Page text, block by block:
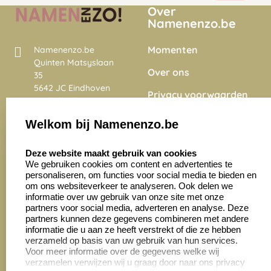
Namenenzo.be
Quinten Matsyslaan
35
5642 JC Eindhoven
Nederland
4028 beoordelingen
Over
Namenenzo.be
Momenten
Over ons
Privacy voorwaarden
Onze vacatures
Zakelijk:
Aanvraag op maat
Cadeaubonnen
Klantenservice:
Contact opnemen
Veelgestelde vragen
Retourneren
Welkom bij Namenenzo.be
Deze website maakt gebruik van cookies
We gebruiken cookies om content en advertenties te
personaliseren, om functies voor social media te bieden en
om ons websiteverkeer te analyseren. Ook delen we
informatie over uw gebruik van onze site met onze
partners voor social media, adverteren en analyse. Deze
partners kunnen deze gegevens combineren met andere
informatie die u aan ze heeft verstrekt of die ze hebben
verzameld op basis van uw gebruik van hun services.
Voor meer informatie over de gegevens welke wij
verzamelen verwijzen wij u graag door naar ons privacy